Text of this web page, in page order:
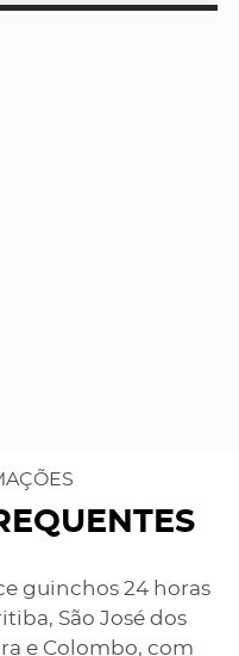
guinchos 24 horas
São José dos
e Colombo, com